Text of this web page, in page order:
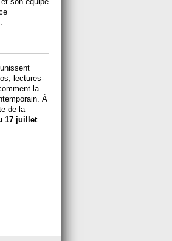
.
lectures-
la
À
de la
17 juillet